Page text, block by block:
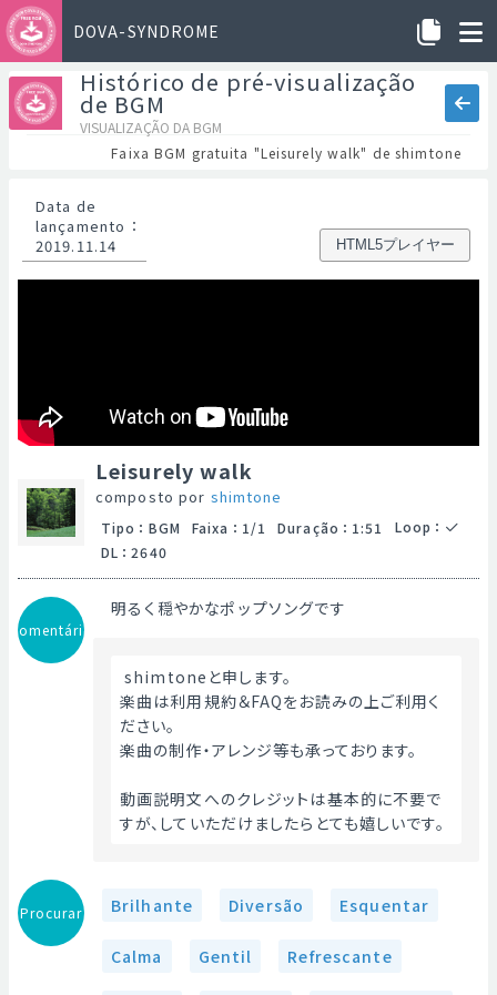
DOVA-SYNDROME
Histórico de pré-visualização
de BGM
VISUALIZAÇÃO DA BGM
Faixa BGM gratuita "Leisurely walk" de shimtone
Data de
lançamento ：
2019.11.14
HTML5プレイヤー
Leisurely walk
composto por shimtone
Tipo ： BGM Faixa ： 1/1 Duração ： 1:51 Loop ：
DL ： 2640
Comentário
明るく穏やかなポップソングです
shimtoneと申します。
楽曲は利用規約＆FAQをお読みの上ご利用く
ださい。
楽曲の制作・アレンジ等も承っております。
動画説明文へのクレジットは基本的に不要で
すが、していただけましたらとても嬉しいです。
Procurar Brilhante Diversão Esquentar
Calma Gentil Refrescante